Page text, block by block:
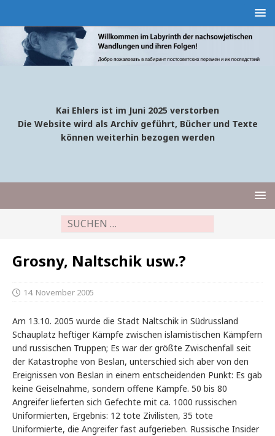
Kai Ehlers ist im Juni 2025 verstorben
Die Website wird als Archiv geführt, Bücher und Texte
können weiterhin bezogen werden
Grosny, Naltschik usw.?
14. November 2005
Am 13.10. 2005 wurde die Stadt Naltschik in Südrussland
Schauplatz heftiger Kämpfe zwischen islamistischen Kämpfern
und russischen Truppen; Es war der größte Zwischenfall seit
der Katastrophe von Beslan, unterschied sich aber von den
Ereignissen von Beslan in einem entscheidenden Punkt: Es gab
keine Geiselnahme, sondern offene Kämpfe. 50 bis 80
Angreifer lieferten sich Gefechte mit ca. 1000 russischen
Uniformierten, Ergebnis: 12 tote Zivilisten, 35 tote
Uniformierte, die Angreifer fast aufgerieben. Russische Insider